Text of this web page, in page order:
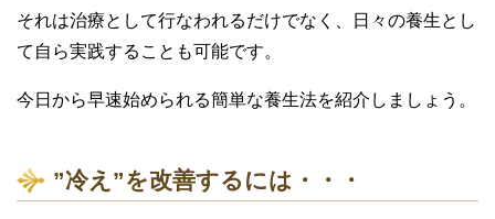
それは治療として行なわれるだけでなく、日々の養生とし
て自ら実践することも可能です。
今日から早速始められる簡単な養生法を紹介しましょう。
”冷え”を改善するには・・・